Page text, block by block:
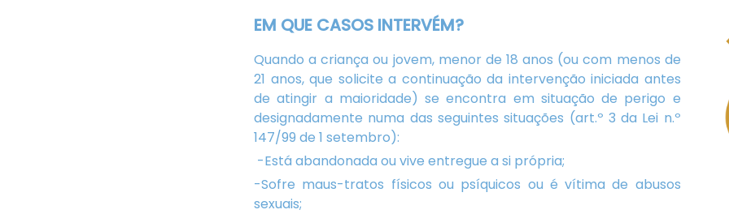
EM QUE CASOS INTERVÉM?
Quando a criança ou jovem, menor de 18 anos (ou com menos de
21 anos, que solicite a continuação da intervenção iniciada antes
de atingir a maioridade) se encontra em situação de perigo e
designadamente numa das seguintes situações (art.º 3 da Lei n.º
147/99 de 1 setembro):
-Está abandonada ou vive entregue a si própria;
-Sofre maus-tratos físicos ou psíquicos ou é vítima de abusos
sexuais;